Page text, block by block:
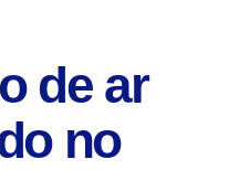
de ar
no